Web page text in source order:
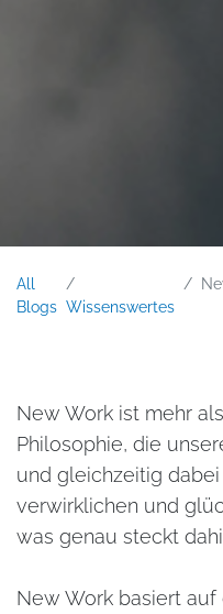
All
Blogs Wissenswertes
New
New Work ist mehr
Philosophie, die
und gleichzeitig
verwirklichen und
was genau steckt
New Work basiert